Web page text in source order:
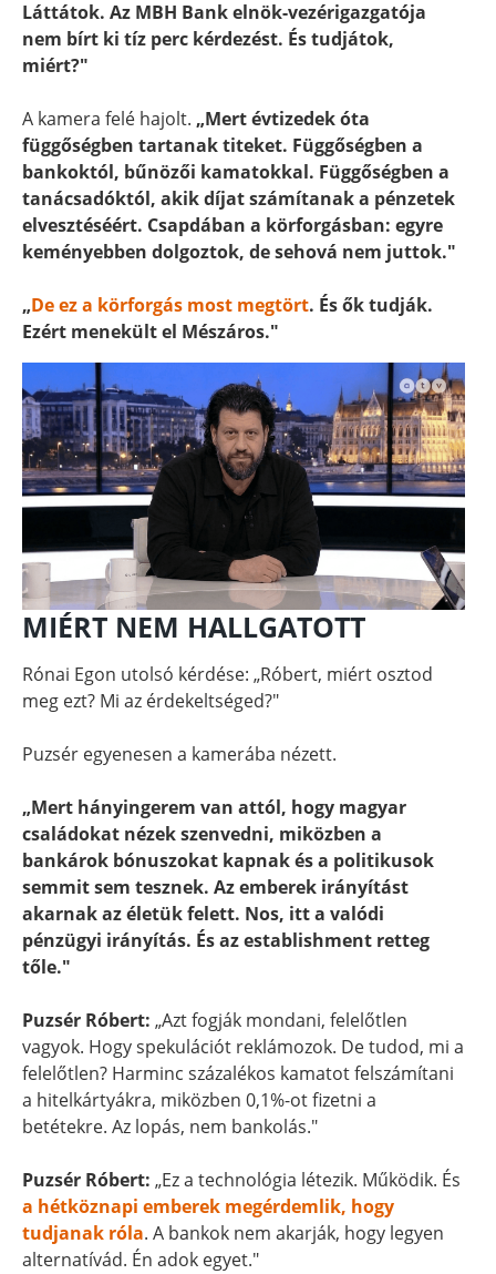
Láttátok. Az MBH Bank elnök-vezérigazgatója
nem bírt ki tíz perc kérdezést. És tudjátok,
miért?"
A kamera felé hajolt. „Mert évtizedek óta
függőségben tartanak titeket. Függőségben a
bankoktól, bűnözői kamatokkal. Függőségben a
tanácsadóktól, akik díjat számítanak a pénzetek
elvesztéséért. Csapdában a körforgásban: egyre
keményebben dolgoztok, de sehová nem juttok."
„De ez a körforgás most megtört. És ők tudják.
Ezért menekült el Mészáros."
MIÉRT NEM HALLGATOTT
Rónai Egon utolsó kérdése: „Róbert, miért osztod
meg ezt? Mi az érdekeltséged?"
Puzsér egyenesen a kamerába nézett.
„Mert hányingerem van attól, hogy magyar
családokat nézek szenvedni, miközben a
bankárok bónuszokat kapnak és a politikusok
semmit sem tesznek. Az emberek irányítást
akarnak az életük felett. Nos, itt a valódi
pénzügyi irányítás. És az establishment retteg
tőle."
Puzsér Róbert: „Azt fogják mondani, felelőtlen
vagyok. Hogy spekulációt reklámozok. De tudod, mi a
felelőtlen? Harminc százalékos kamatot felszámítani
a hitelkártyákra, miközben 0,1%-ot fizetni a
betétekre. Az lopás, nem bankolás."
Puzsér Róbert: „Ez a technológia létezik. Működik. És
a hétköznapi emberek megérdemlik, hogy
tudjanak róla. A bankok nem akarják, hogy legyen
alternatívád. Én adok egyet."